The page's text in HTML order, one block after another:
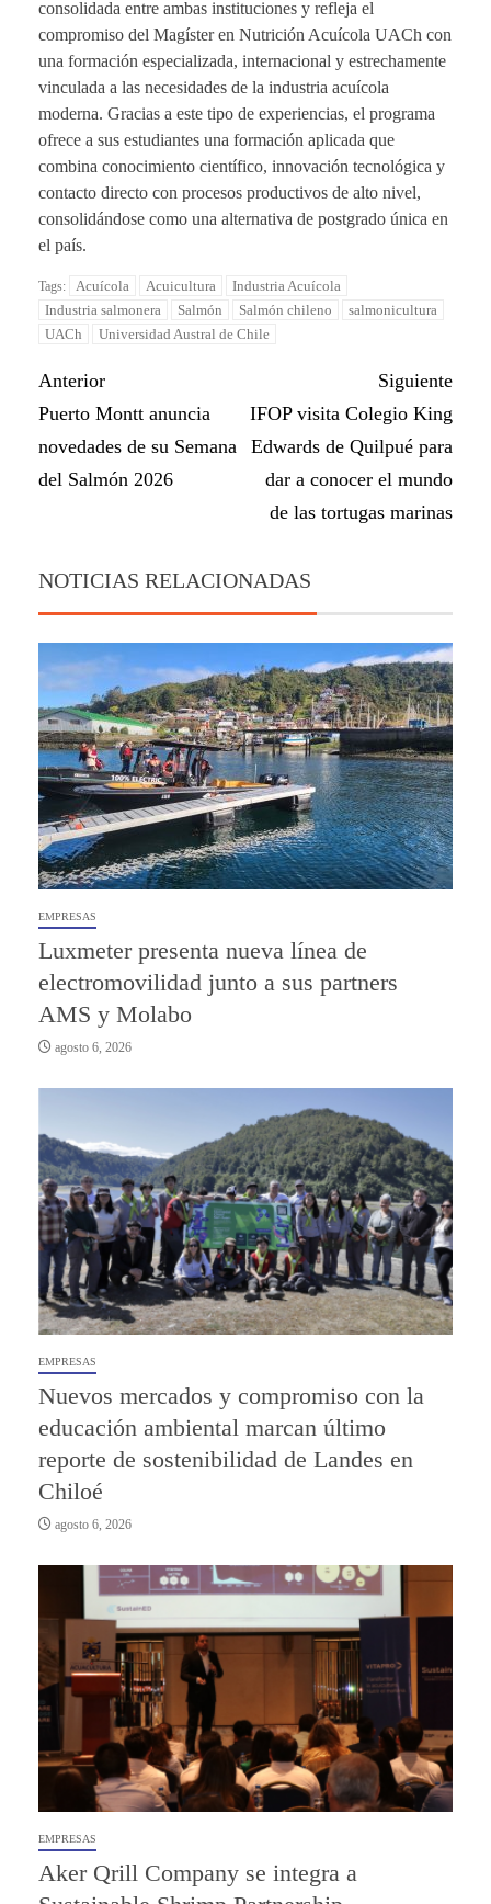
consolidada entre ambas instituciones y refleja el
compromiso del Magíster en Nutrición Acuícola UACh con
una formación especializada, internacional y estrechamente
vinculada a las necesidades de la industria acuícola
moderna. Gracias a este tipo de experiencias, el programa
ofrece a sus estudiantes una formación aplicada que
combina conocimiento científico, innovación tecnológica y
contacto directo con procesos productivos de alto nivel,
consolidándose como una alternativa de postgrado única en
el país.
Tags: Acuícola Acuicultura
Industria Acuícola
Industria salmonera
Salmón Salmón chileno
salmonicultura
UACh
Universidad Austral de Chile
Anterior
Puerto Montt anuncia
novedades de su Semana
del Salmón 2026
Siguiente
IFOP visita Colegio King
Edwards de Quilpué para
dar a conocer el mundo
de las tortugas marinas
NOTICIAS RELACIONADAS
EMPRESAS
Luxmeter presenta nueva línea de
electromovilidad junto a sus partners
AMS y Molabo
agosto 6, 2026
EMPRESAS
Nuevos mercados y compromiso con la
educación ambiental marcan último
reporte de sostenibilidad de Landes en
Chiloé
agosto 6, 2026
EMPRESAS
Aker Qrill Company se integra a